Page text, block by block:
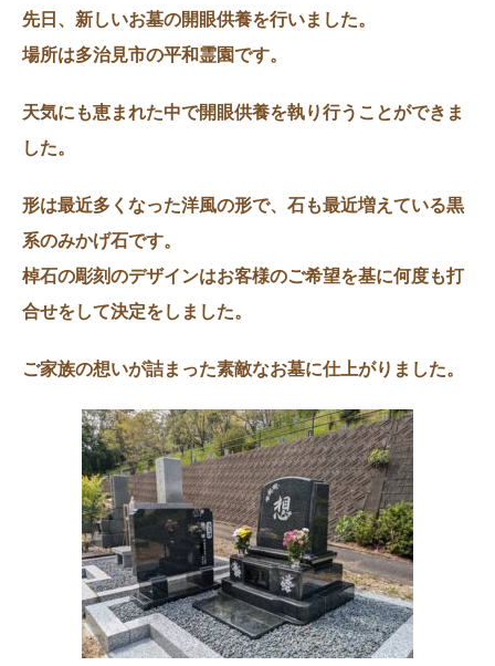
先日、新しいお墓の開眼供養を行いました。
場所は多治見市の平和霊園です。
天気にも恵まれた中で開眼供養を執り行うことができま
した。
形は最近多くなった洋風の形で、石も最近増えている黒
系のみかげ石です。
棹石の彫刻のデザインはお客様のご希望を基に何度も打
合せをして決定をしました。
ご家族の想いが詰まった素敵なお墓に仕上がりました。